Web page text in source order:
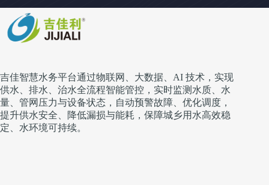
吉佳智慧水务平台通过物联网、大数据、AI 技术，实现
供水、排水、治水全流程智能管控，实时监测水质、水
量、管网压力与设备状态，自动预警故障、优化调度，
提升供水安全、降低漏损与能耗，保障城乡用水高效稳
定、水环境可持续。